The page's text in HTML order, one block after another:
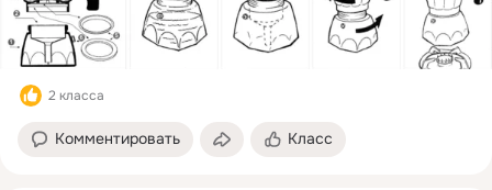
2 класса
Комментировать Класс